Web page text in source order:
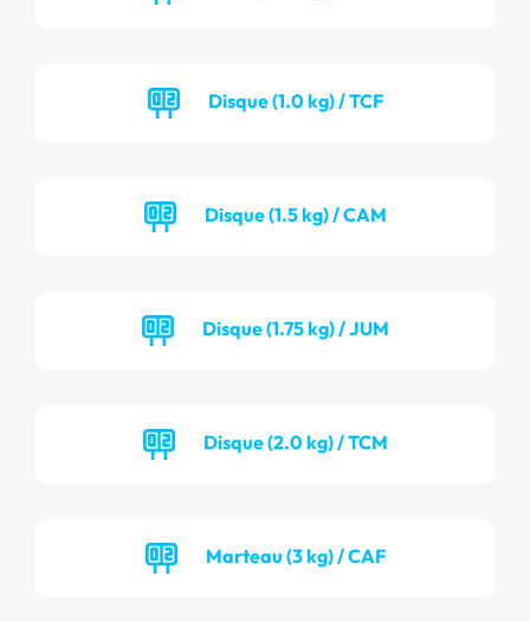
Disque (1.0 kg) / TCF
Disque (1.5 kg) / CAM
Disque (1.75 kg) / JUM
Disque (2.0 kg) / TCM
Marteau (3 kg) / CAF